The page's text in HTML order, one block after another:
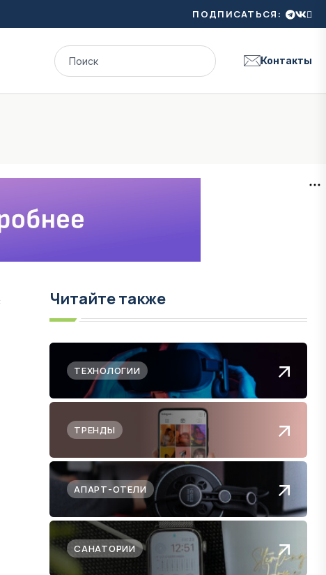
ПОДПИСАТЬСЯ:
Контакты
Читайте также
ТЕХНОЛОГИИ
ТРЕНДЫ
АПАРТ-ОТЕЛИ
САНАТОРИИ